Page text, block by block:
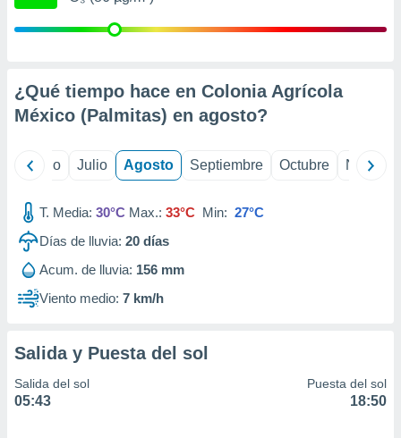
mediante
de
1199
¿Qué tiempo hace en Colonia Agrícola
México (Palmitas) en agosto?
Junio Julio Agosto Septiembre Octubre
T. Media: 30°C Max.: 33°C Min: 27°C
Días de lluvia: 20 días
Acum. de lluvia: 156 mm
Viento medio: 7 km/h
Salida y Puesta del sol
Salida del sol
05:43
Puesta del sol
18:50